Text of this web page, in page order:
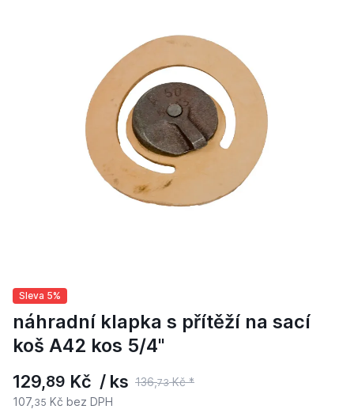
Sleva 5%
náhradní klapka s přítěží na sací
koš A42 kos 5/4"
129,89 Kč / ks 136,73Kč *
107, 35 Kč bez DPH